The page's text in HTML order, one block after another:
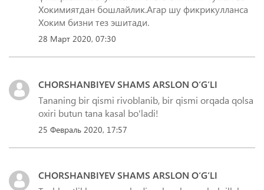
Хокимиятдан бошлайлик.Агар шу фикрикулланса
Хоким бизни тез эшитади.
28 Март 2020, 07:30
CHORSHANBIYEV SHAMS ARSLON O‘G‘LI
Tananing bir qismi rivoblanib, bir qismi orqada qolsa
oxiri butun tana kasal bo'ladi!
25 Февраль 2020, 17:57
CHORSHANBIYEV SHAMS ARSLON O‘G‘LI